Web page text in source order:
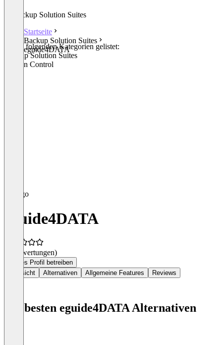
Backup Solution Suites
Startseite
Backup Solution Suites
eguide4DATA
In den folgenden Kategorien gelistet:
Backup Solution Suites
Version Control
eguide4DATA
(0 Bewertungen)
Dieses Profil betreiben
Übersicht
Alternativen Allgemeine Features Reviews
Die besten eguide4DATA Alternativen